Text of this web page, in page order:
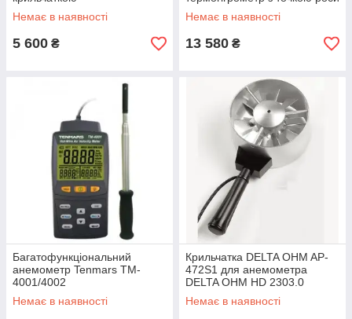
Немає в наявності
5 600 ₴
й індексом WBT
Немає в наявності
13 580 ₴
Багатофункціональний
анемометр Tenmars TM-
4001/4002
Немає в наявності
Крильчатка DELTA OHM AP-
472S1 для анемометра
DELTA OHM HD 2303.0
Немає в наявності